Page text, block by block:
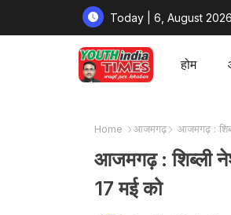
Today | 6, August 2026
होम
Home आजमगढ़ आजमगढ़ :
आजमगढ़ : शिब्ली
17 मई को